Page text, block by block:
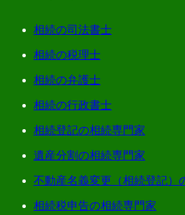
相続の司法書士
相続の税理士
相続の弁護士
相続の行政書士
相続登記の相続専門家
遺産分割の相続専門家
不動産名義変更（相続登記）
相続税申告の相続専門家